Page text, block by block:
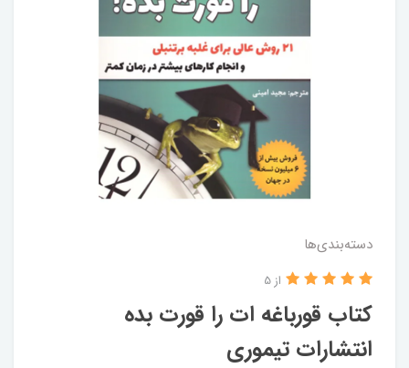
دسته‌بندی‌ها
کتاب قورباغه ات را قورت بده
انتشارات تیموری
از 5